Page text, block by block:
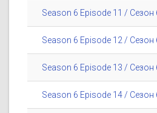
Season 6 Episode 11 / Сезон
Season 6 Episode 12 / Сезон
Season 6 Episode 13 / Сезон
Season 6 Episode 14 / Сезон